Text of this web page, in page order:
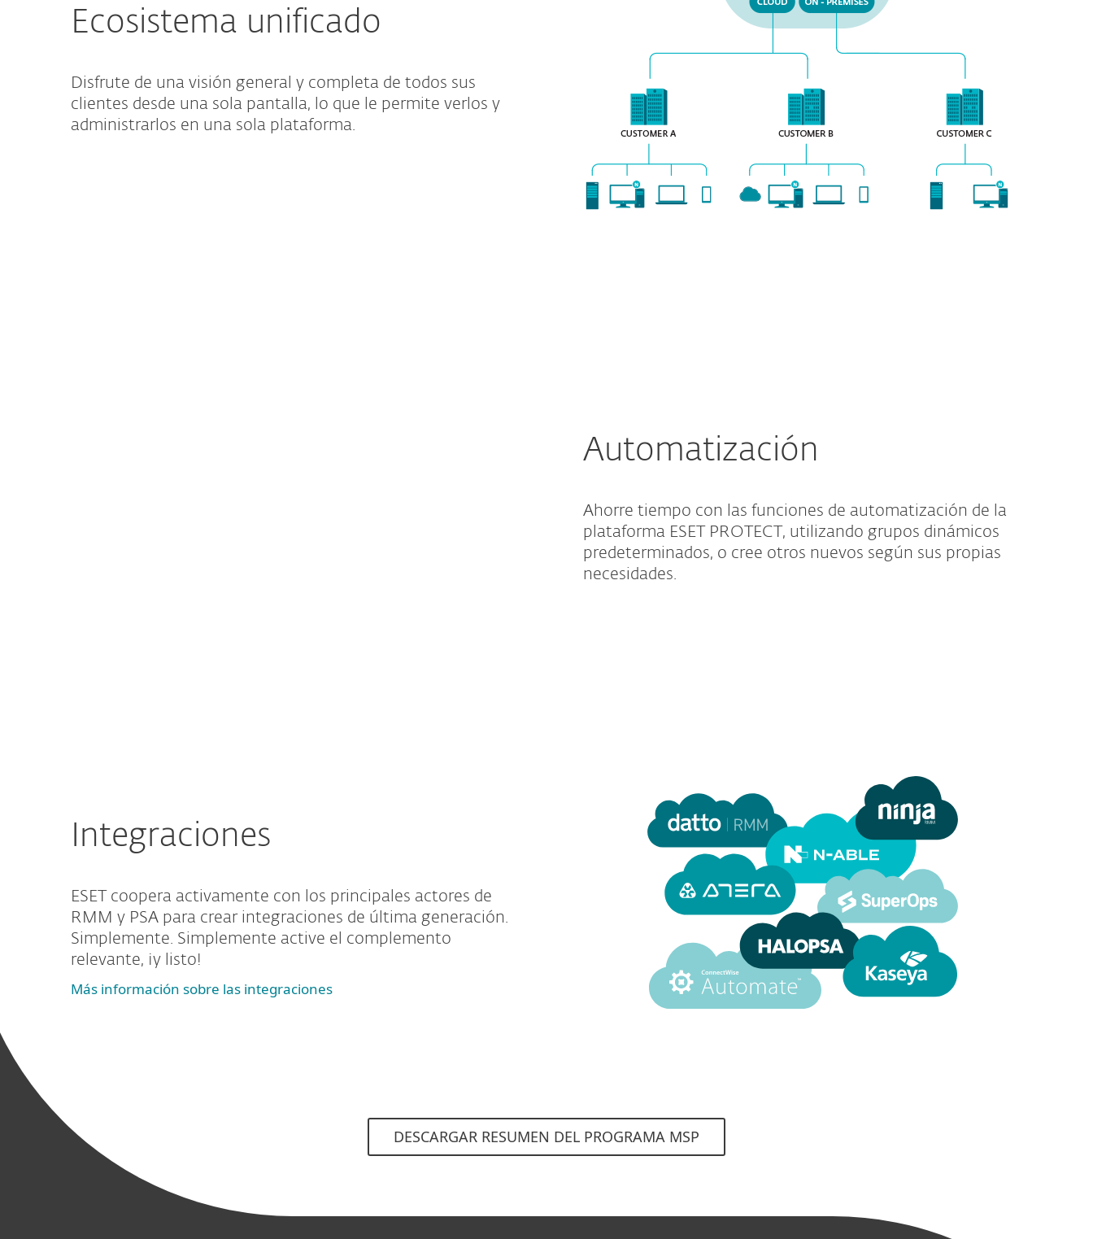
Ecosistema unificado
Disfrute de una visión general y completa de todos sus
clientes desde una sola pantalla, lo que le permite verlos y
administrarlos en una sola plataforma.
Automatización
Ahorre tiempo con las funciones de automatización de la
plataforma ESET PROTECT, utilizando grupos dinámicos
predeterminados, o cree otros nuevos según sus propias
necesidades.
Integraciones
ESET coopera activamente con los principales actores de
RMM y PSA para crear integraciones de última generación.
Simplemente. Simplemente active el complemento
relevante, ¡y listo!
Más información sobre las integraciones
DESCARGAR RESUMEN DEL PROGRAMA MSP